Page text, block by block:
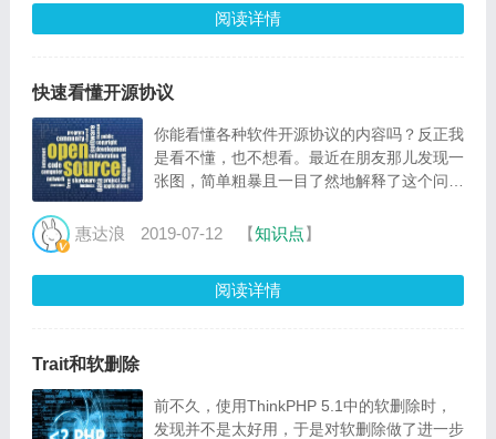
阅读详情
快速看懂开源协议
你能看懂各种软件开源协议的内容吗？反正我
是看不懂，也不想看。最近在朋友那儿发现一
张图，简单粗暴且一目了然地解释了这个问
惠达浪 2019-07-12 【知识点】
阅读详情
Trait和软删除
前不久，使用ThinkPHP 5.1中的软删除时，
发现并不是太好用，于是对软删除做了进一步